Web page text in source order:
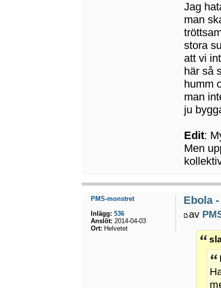
Jag
man
stora
att vi
här så
humm
man
ju
Edit:
Men
Ebola
av
PMS-monstret
Inlägg: 536
Anslöt: 2014-04-03
Ort: Helvetet